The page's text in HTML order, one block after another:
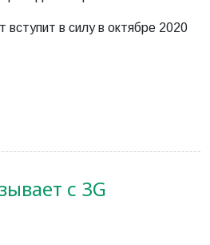
вступит в силу в октябре 2020
с 3G